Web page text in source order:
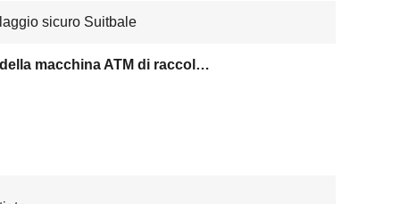
sicuro Suitbale
Parti della macchina ATM di raccolta di unità di supporto